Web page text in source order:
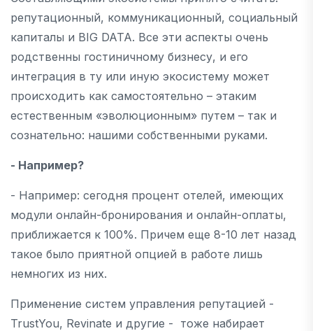
репутационный, коммуникационный, социальный
капиталы и BIG DATA. Все эти аспекты очень
родственны гостиничному бизнесу, и его
интеграция в ту или иную экосистему может
происходить как самостоятельно – этаким
естественным «эволюционным» путем – так и
сознательно: нашими собственными руками.
- Например?
- Например: сегодня процент отелей, имеющих
модули онлайн-бронирования и онлайн-оплаты,
приближается к 100%. Причем еще 8-10 лет назад
такое было приятной опцией в работе лишь
немногих из них.
Применение систем управления репутацией -
TrustYou, Revinate и другие - тоже набирает